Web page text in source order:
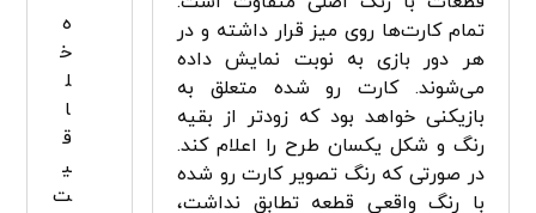
تمام کارت‌ها روی میز قرار داشته و در
هر دور بازی به نوبت نمایش داده
می‌شوند. کارت رو شده متعلق به
بازیکنی خواهد بود که زودتر از بقیه
رنگ و شکل یکسان طرح را اعلام کند.
در صورتی که رنگ تصویر کارت رو شده
با رنگ واقعی قطعه تطابق نداشت،
ه
خ
ل
ا
ق
ی
ت